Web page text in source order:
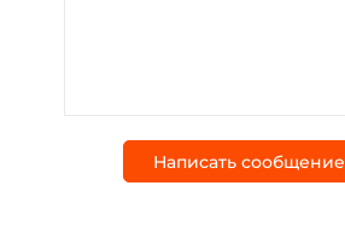
Написать сообщение